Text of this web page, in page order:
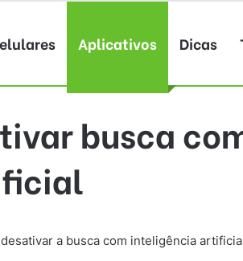
Aplicativos Dicas
busca
a busca com inteligência